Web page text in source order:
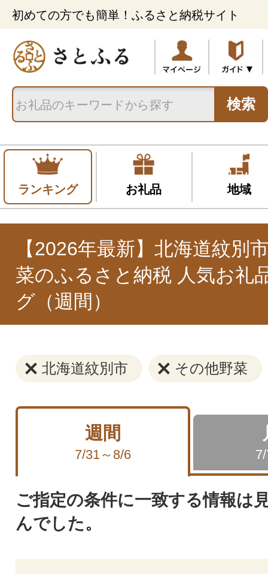
初めての方でも簡単！ふるさと納税サイト
検索
ランキング お礼品 地域
【2026年最新】北海道紋別
菜のふるさと納税 人気お礼
グ（週間）
北海道紋別市 その他野菜
週間
7/31～8/6
ご指定の条件に一致する情報は
んでした。